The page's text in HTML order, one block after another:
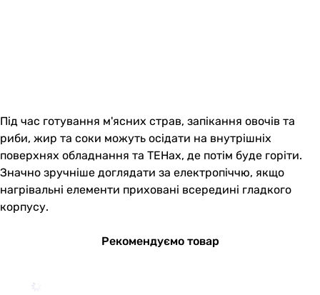
Під час готування м'ясних страв, запікання овочів та
риби, жир та соки можуть осідати на внутрішніх
поверхнях обладнання та ТЕНах, де потім буде горіти.
Значно зручніше доглядати за електропіччю, якщо
нагрівальні елементи приховані всередині гладкого
корпусу.
Рекомендуємо товар